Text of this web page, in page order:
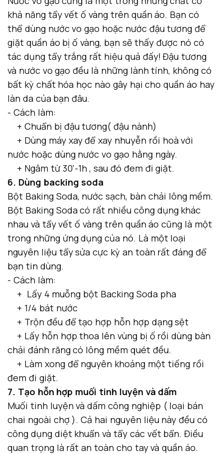
khả năng tẩy vết ố vàng trên quần áo. Bạn có
thể dùng nước vo gạo hoặc nước đậu tương để
giặt quần áo bị ố vàng, bạn sẽ thấy được nó có
tác dụng tẩy trắng rất hiệu quả đấy! Đậu tương
và nước vo gạo đều là những lành tính, không có
bất kỳ chất hóa học nào gây hại cho quần áo hay
làn da của bạn đâu.
- Cách làm:
+ Chuẩn bị đậu tương( đậu nành)
+ Dùng máy xay để xay nhuyễn rồi hoà với
nước hoặc dùng nước vo gạo hằng ngày.
+ Ngâm từ 30'-1h , sau đó đem đi giặt.
6. Dùng backing soda
Bột Baking Soda, nước sạch, bàn chải lông mềm.
Bột Baking Soda có rất nhiều công dụng khác
nhau và tẩy vết ố vàng trên quần áo cũng là một
trong những ứng dụng của nó. Là một loại
nguyên liệu tẩy sửa cực kỳ an toàn rất đáng để
bạn tin dùng.
- Cách làm:
+ Lấy 4 muỗng bột Backing Soda pha
+ 1/4 bát nước
+ Trộn đều để tạo hợp hỗn hợp dạng sệt
+ Lấy hỗn hợp thoa lên vùng bị ố rồi dùng bàn
chải đánh răng có lông mềm quét đều.
+ Làm xong để nguyên khoảng một tiếng rồi
đem đi giặt.
7. Tạo hỗn hợp muối tinh luyện và dấm
Muối tinh luyện và dấm công nghiệp ( loại bán
chai ngoài chợ ). Cả hai nguyên liệu này đều có
công dụng diệt khuẩn và tẩy các vết bẩn. Điều
quan trọng là rất an toàn cho tay và quần áo.